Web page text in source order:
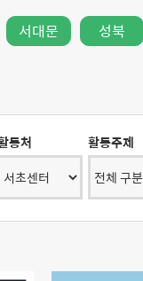
서대문 성북
동처 활동주제